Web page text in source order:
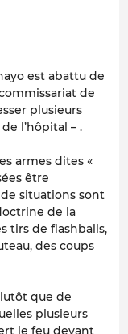
est abattu de
de
plusieurs
l’hôpital – .
armes dites «
être
situations sont
de la
tirs de flashballs,
des coups
que de
plusieurs
le feu devant